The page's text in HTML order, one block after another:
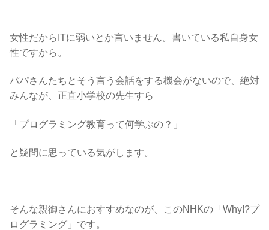
女性だからITに弱いとか言いません。書いている私自身女
性ですから。
パパさんたちとそう言う会話をする機会がないので、絶対
みんなが、正直小学校の先生すら
「プログラミング教育って何学ぶの？」
と疑問に思っている気がします。
そんな親御さんにおすすめなのが、このNHKの「Why!?プ
ログラミング」です。